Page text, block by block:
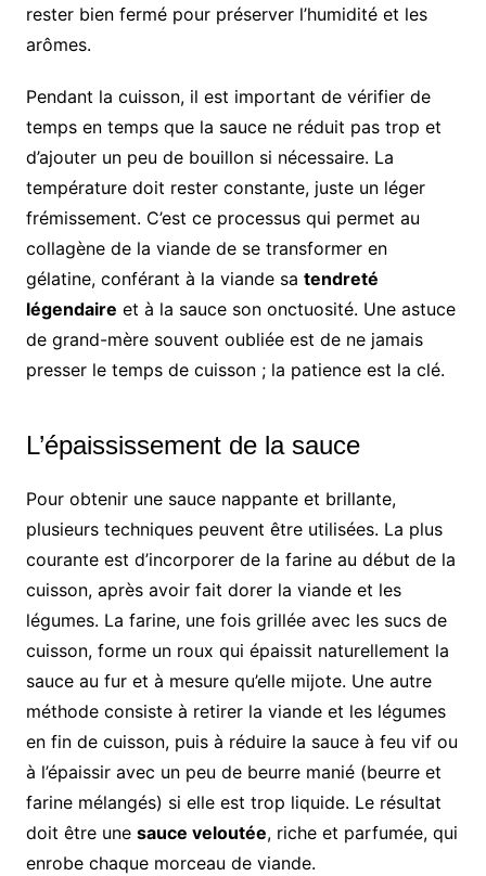
rester bien fermé pour préserver l’humidité et les
arômes.
Pendant la cuisson, il est important de vérifier de
temps en temps que la sauce ne réduit pas trop et
d’ajouter un peu de bouillon si nécessaire. La
température doit rester constante, juste un léger
frémissement. C’est ce processus qui permet au
collagène de la viande de se transformer en
gélatine, conférant à la viande sa tendreté
légendaire et à la sauce son onctuosité. Une astuce
de grand-mère souvent oubliée est de ne jamais
presser le temps de cuisson ; la patience est la clé.
L’épaississement de la sauce
Pour obtenir une sauce nappante et brillante,
plusieurs techniques peuvent être utilisées. La plus
courante est d’incorporer de la farine au début de la
cuisson, après avoir fait dorer la viande et les
légumes. La farine, une fois grillée avec les sucs de
cuisson, forme un roux qui épaissit naturellement la
sauce au fur et à mesure qu’elle mijote. Une autre
méthode consiste à retirer la viande et les légumes
en fin de cuisson, puis à réduire la sauce à feu vif ou
à l’épaissir avec un peu de beurre manié (beurre et
farine mélangés) si elle est trop liquide. Le résultat
doit être une sauce veloutée, riche et parfumée, qui
enrobe chaque morceau de viande.